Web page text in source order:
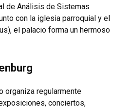
de Análisis de Sistemas
con la iglesia parroquial y el
el palacio forma un hermoso
organiza regularmente
conciertos,